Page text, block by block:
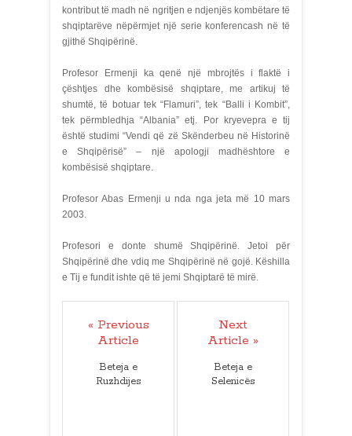
kontribut të madh në ngritjen e ndjenjës kombëtare të
shqiptarëve nëpërmjet një serie konferencash në të
gjithë Shqipërinë.
Profesor Ermenji ka qenë një mbrojtës i flaktë i
çështjes dhe kombësisë shqiptare, me artikuj të
shumtë, të botuar tek “Flamuri”, tek “Balli i Kombit”,
tek përmbledhja “Albania” etj. Por kryevepra e tij
është studimi “Vendi që zë Skënderbeu në Historinë
e Shqipërisë” – një apologji madhështore e
kombësisë shqiptare.
Profesor Abas Ermenji u nda nga jeta më 10 mars
2003.
Profesori e donte shumë Shqipërinë. Jetoi për
Shqipërinë dhe vdiq me Shqipërinë në gojë. Këshilla
e Tij e fundit ishte që të jemi Shqiptarë të mirë.
« Previous
Article
Beteja e
Ruzhdijes
Next
Article »
Beteja e
Selenicës